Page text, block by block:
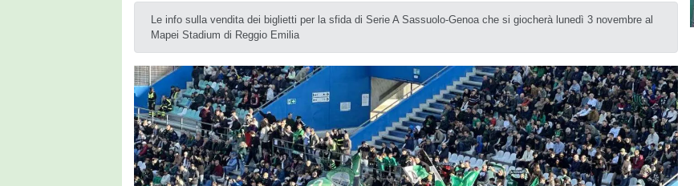
Le info sulla vendita dei biglietti per la sfida di Serie A Sassuolo-Genoa che si giocherà lunedì 3 novembre al
Mapei Stadium di Reggio Emilia